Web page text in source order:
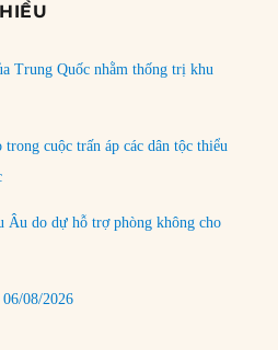
Trung Quốc nhằm thống trị khu
trong cuộc trấn áp các dân tộc thiểu
Âu do dự hỗ trợ phòng không cho
08/2026